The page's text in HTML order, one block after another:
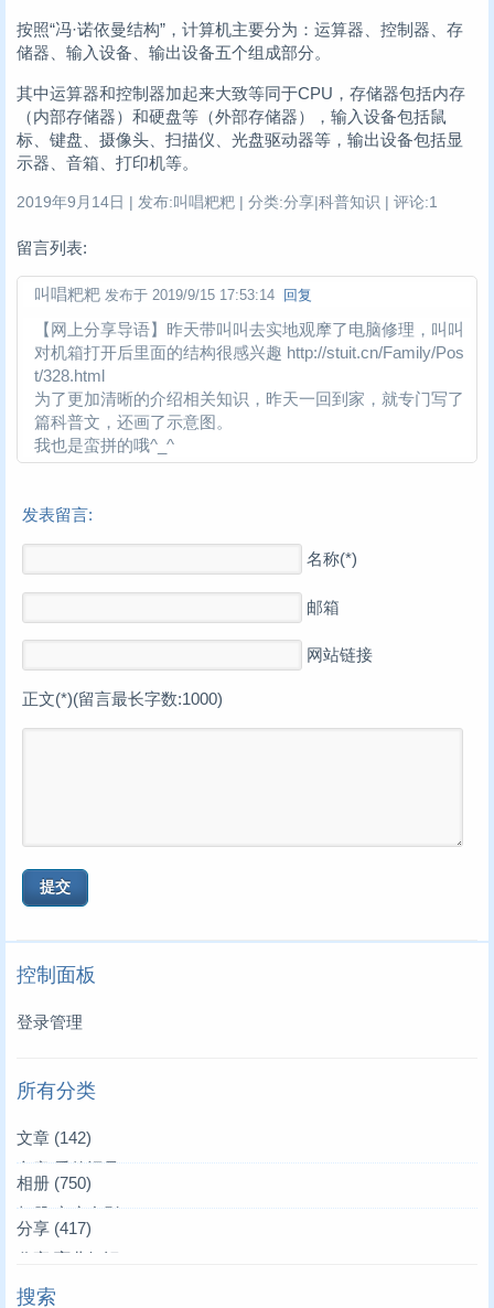
按照“冯·诺依曼结构”，计算机主要分为：运算器、控制器、存
储器、输入设备、输出设备五个组成部分。
其中运算器和控制器加起来大致等同于CPU，存储器包括内存
（内部存储器）和硬盘等（外部存储器），输入设备包括鼠
标、键盘、摄像头、扫描仪、光盘驱动器等，输出设备包括显
示器、音箱、打印机等。
2019年9月14日 | 发布:叫唱粑粑 | 分类:分享|科普知识 | 评论:1
留言列表:
叫唱粑粑 发布于 2019/9/15 17:53:14 回复
【网上分享导语】昨天带叫叫去实地观摩了电脑修理，叫叫
对机箱打开后里面的结构很感兴趣 http://stuit.cn/Family/Pos
t/328.html
为了更加清晰的介绍相关知识，昨天一回到家，就专门写了
篇科普文，还画了示意图。
我也是蛮拼的哦^_^
发表留言:
名称(*)
邮箱
网站链接
正文(*)(留言最长字数:1000)
控制面板
登录管理
所有分类
文章 (142)
文章|爱的记录(3)
文章|叫叫来了(39)
文章|唱唱来了
文章|亲朋好友
相册 (750)
相册|家庭合影(36)
相册|家居生活
相册|叫叫妈妈
分享 (417)
分享|育儿知识
分享|生活常识
搜索